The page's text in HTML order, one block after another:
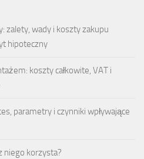
zalety, wady i koszty zakupu
hipoteczny
koszty całkowite, VAT i
parametry i czynniki wpływające
niego korzysta?